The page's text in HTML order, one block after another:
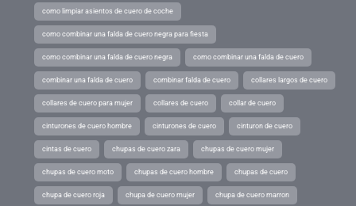
como limpiar asientos de cuero de coche
como combinar una falda de cuero negra para fiesta
como combinar una falda de cuero negra como combinar una falda de cuero
combinar una falda de cuero combinar falda de cuero collares largos de cuero
collares de cuero para mujer collares de cuero collar de cuero
cinturones de cuero hombre cinturones de cuero cinturon de cuero
cintas de cuero chupas de cuero zara chupas de cuero mujer
chupas de cuero moto chupas de cuero hombre chupas de cuero
chupa de cuero roja chupa de cuero mujer chupa de cuero marron